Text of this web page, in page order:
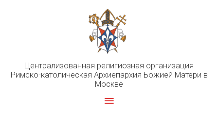
Централизованная религиозная организация
Римско-католическая Архиепархия Божией Матери в
Москве
Главное